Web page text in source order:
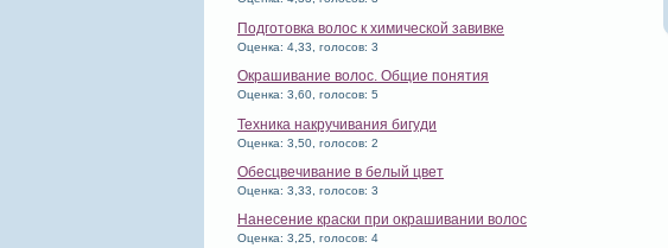
Подготовка волос к химической завивке
Оценка: 4,33, голосов: 3
Окрашивание волос. Общие понятия
Оценка: 3,60, голосов: 5
Техника накручивания бигуди
Оценка: 3,50, голосов: 2
Обесцвечивание в белый цвет
Оценка: 3,33, голосов: 3
Нанесение краски при окрашивании волос
Оценка: 3,25, голосов: 4